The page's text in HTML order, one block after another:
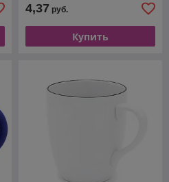
4,37 руб.
Купить